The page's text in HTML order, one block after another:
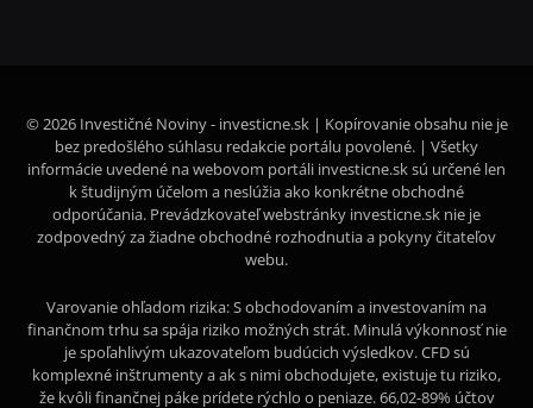
© 2026 Investičné Noviny - investicne.sk | Kopírovanie obsahu nie je
bez predošlého súhlasu redakcie portálu povolené. | Všetky
informácie uvedené na webovom portáli investicne.sk sú určené len
k študijným účelom a neslúžia ako konkrétne obchodné
odporúčania. Prevádzkovateľ webstránky investicne.sk nie je
zodpovedný za žiadne obchodné rozhodnutia a pokyny čitateľov
webu.
Varovanie ohľadom rizika: S obchodovaním a investovaním na
finančnom trhu sa spája riziko možných strát. Minulá výkonnosť nie
je spoľahlivým ukazovateľom budúcich výsledkov. CFD sú
komplexné inštrumenty a ak s nimi obchodujete, existuje tu riziko,
že kvôli finančnej páke prídete rýchlo o peniaze. 66,02-89% účtov